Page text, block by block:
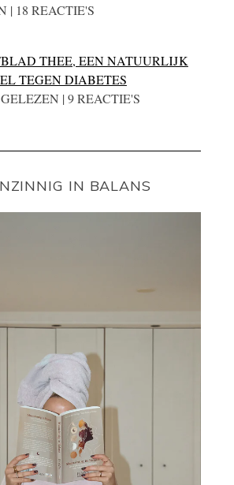
| 18 REACTIE'S
THEE, EEN NATUURLIJK
TEGEN DIABETES
| 9 REACTIE'S
IN BALANS